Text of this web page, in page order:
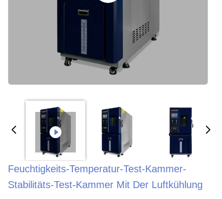
Feuchtigkeits-Temperatur-Test-Kammer-
Stabilitäts-Test-Kammer Mit Der Luftkühlung